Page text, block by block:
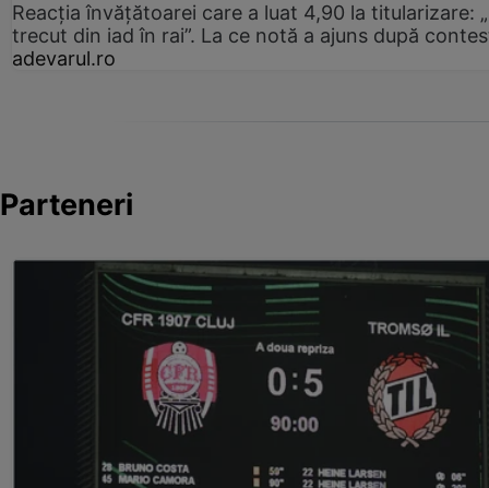
Reacția învățătoarei care a luat 4,90 la titularizare:
trecut din iad în rai”. La ce notă a ajuns după
adevarul.ro
Parteneri